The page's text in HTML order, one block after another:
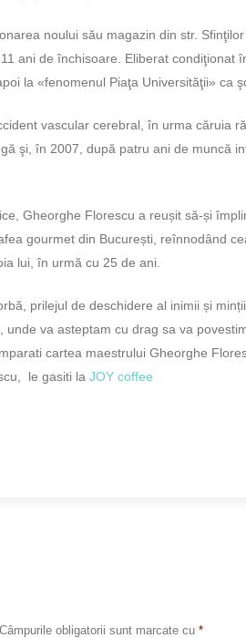
noului său magazin din str.
ani de închisoare. Eliberat condiţionat
la «fenomenul Piaţa Universităţii» ca
vascular cerebral, în urma căruia
şi, în 2007, după patru ani de muncă
Gheorghe Florescu a reușit să-și
gourmet din București, reînnodând
lui, în urmă cu 25 de ani.
prilejul de deschidere al inimii și
unde va asteptam cu drag sa va
cartea maestrului Gheorghe
le gasiti la JOY coffee
Câmpurile obligatorii sunt marcate cu *